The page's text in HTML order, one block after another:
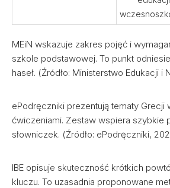
MEiN wskazuje zakres pojęć i
szkole podstawowej. To punkt
haseł. (Źródło: Ministerstwo Edukacji i
ePodręczniki prezentują tematy Grecji
ćwiczeniami. Zestaw wspiera szybkie
słowniczek. (Źródło: ePodręczniki,
IBE opisuje skuteczność krótkich
kluczu. To uzasadnia proponowane